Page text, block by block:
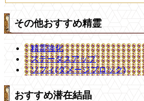
その他おすすめ精霊
精霊強化
ステータスアップ
ソフィ(ダメージブロック)
おすすめ潜在結晶